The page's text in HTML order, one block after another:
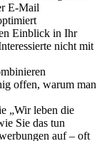
E-Mail
Einblick in Ihr
nicht mit
offen, warum man
„Wir leben die
Sie das tun
auf – oft